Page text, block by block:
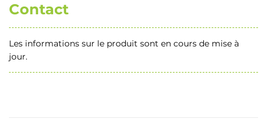
Contact
Les informations sur le produit sont en cours de mise à
jour.